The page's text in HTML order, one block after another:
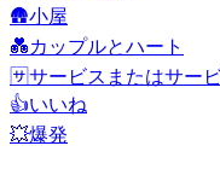
🛖小屋
💑カップルとハート
🈂️サービスまたはサー
👍いいね
💥爆発